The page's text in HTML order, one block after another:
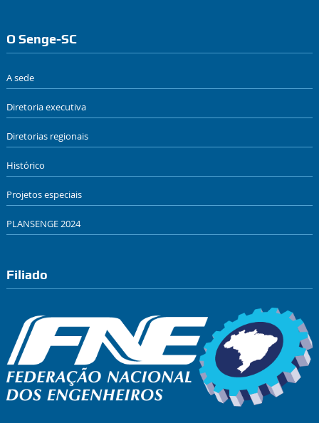
O Senge-SC
A sede
Diretoria executiva
Diretorias regionais
Histórico
Projetos especiais
PLANSENGE 2024
Filiado